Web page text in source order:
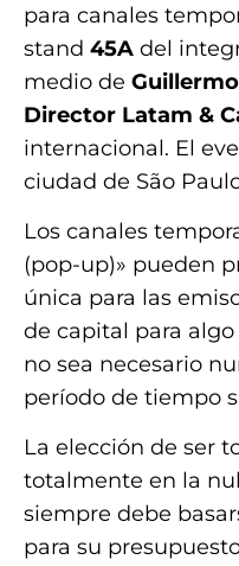
para canales
stand 45A del
medio de
Director Latam &
internacional. El
ciudad de São
Los canales
(pop-up)» pueden
única para las
de capital para
no sea necesario
período de tiempo
La elección de ser
totalmente en la
siempre debe
para su